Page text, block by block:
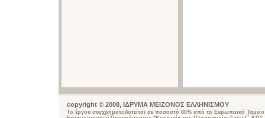
copyright © 2008, ΙΔΡΥΜΑ ΜΕΙΖΟΝΟΣ ΕΛΛΗΝΙΣΜΟΥ
Το έργου συγχρηματοδοτείται σε ποσοστό 80% από το Ευρωπαϊκό